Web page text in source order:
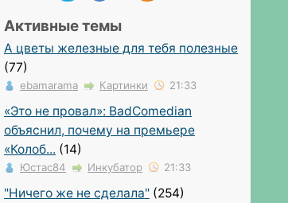
Активные темы
А цветы железные для тебя полезные
(77)
ebamarama Картинки 21:33
«Это не провал»: BadComedian
объяснил, почему на премьере
«Колоб... (14)
Юстас84 Инкубатор 21:33
"Ничего же не сделала" (254)